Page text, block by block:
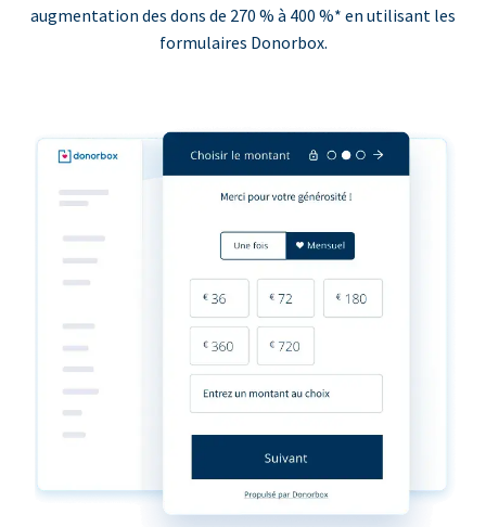
augmentation des dons de 270 % à 400 %* en utilisant les
formulaires Donorbox.